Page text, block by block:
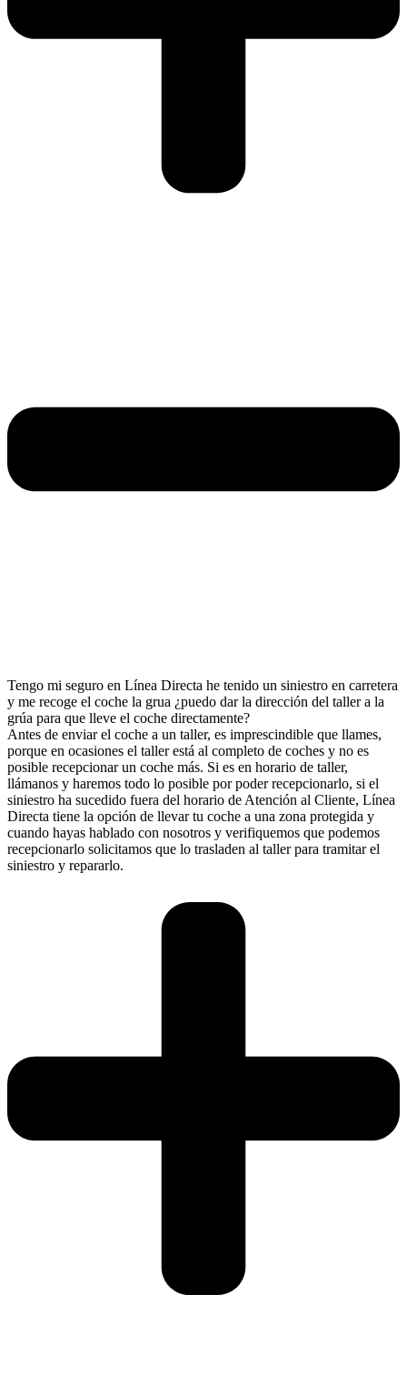
Tengo mi seguro en Línea Directa he tenido un siniestro en carretera
y me recoge el coche la grua ¿puedo dar la dirección del taller a la
grúa para que lleve el coche directamente?
Antes de enviar el coche a un taller, es imprescindible que llames,
porque en ocasiones el taller está al completo de coches y no es
posible recepcionar un coche más. Si es en horario de taller,
llámanos y haremos todo lo posible por poder recepcionarlo, si el
siniestro ha sucedido fuera del horario de Atención al Cliente, Línea
Directa tiene la opción de llevar tu coche a una zona protegida y
cuando hayas hablado con nosotros y verifiquemos que podemos
recepcionarlo solicitamos que lo trasladen al taller para tramitar el
siniestro y repararlo.